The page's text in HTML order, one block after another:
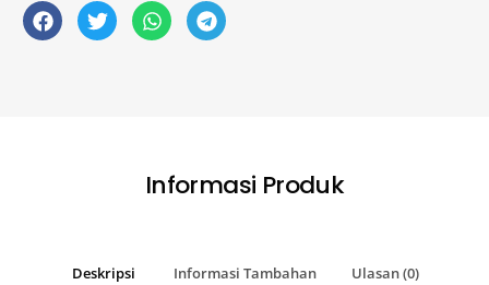
Informasi Produk
Deskripsi Informasi Tambahan Ulasan (0)